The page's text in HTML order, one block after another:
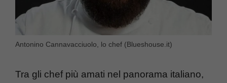
Antonino Cannavacciuolo, lo chef (Blueshouse.it)
Tra gli chef più amati nel panorama italiano,